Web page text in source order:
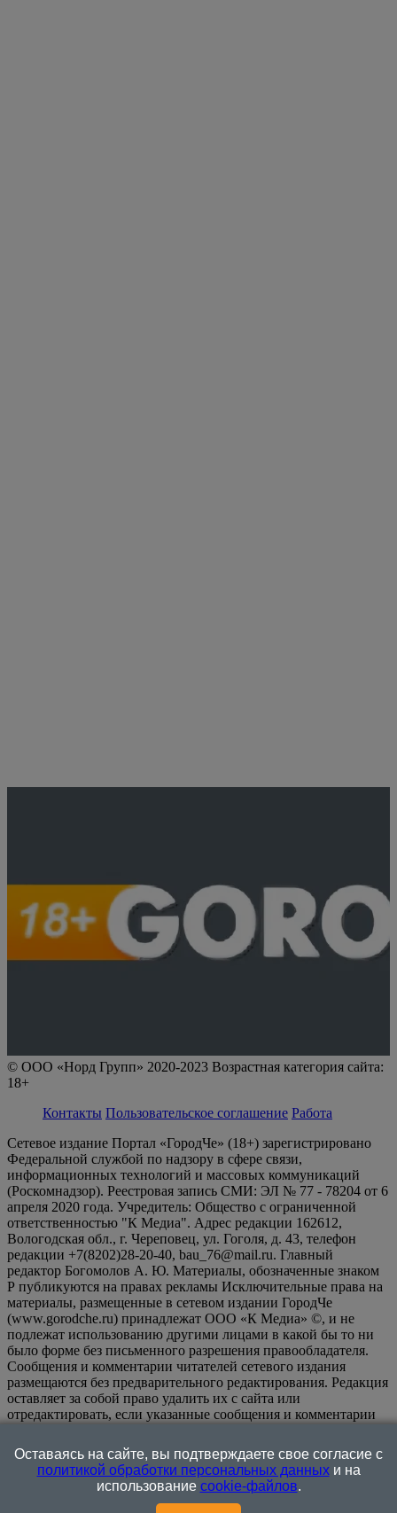
© ООО «Норд Групп» 2020-2023 Возрастная категория сайта:
18+
Контакты Пользовательское соглашение Работа
Сетевое издание Портал «ГородЧе» (18+) зарегистрировано
Федеральной службой по надзору в сфере связи,
информационных технологий и массовых коммуникаций
(Роскомнадзор). Реестровая запись СМИ: ЭЛ № 77 - 78204 от 6
апреля 2020 года. Учредитель: Общество с ограниченной
ответственностью "К Медиа". Адрес редакции 162612,
Вологодская обл., г. Череповец, ул. Гоголя, д. 43, телефон
редакции +7(8202)28-20-40, bau_76@mail.ru. Главный
редактор Богомолов А. Ю. Материалы, обозначенные знаком
Р публикуются на правах рекламы Исключительные права на
материалы, размещенные в сетевом издании ГородЧе
(www.gorodche.ru) принадлежат ООО «К Медиа» ©, и не
подлежат использованию другими лицами в какой бы то ни
было форме без письменного разрешения правообладателя.
Сообщения и комментарии читателей сетевого издания
размещаются без предварительного редактирования. Редакция
оставляет за собой право удалить их с сайта или
отредактировать, если указанные сообщения и комментарии
или нарушением иных требований закона.
информационном ресурсе применяются рекомендательные
технологии (информационные технологии предоставления
информации на основе сбора, систематизации и анализа
сведений, относящихся к предпочтениям пользователей сети
Оставаясь на сайте, вы подтверждаете свое согласие с
политикой обработки персональных данныхи на
использование cookie-файлов.